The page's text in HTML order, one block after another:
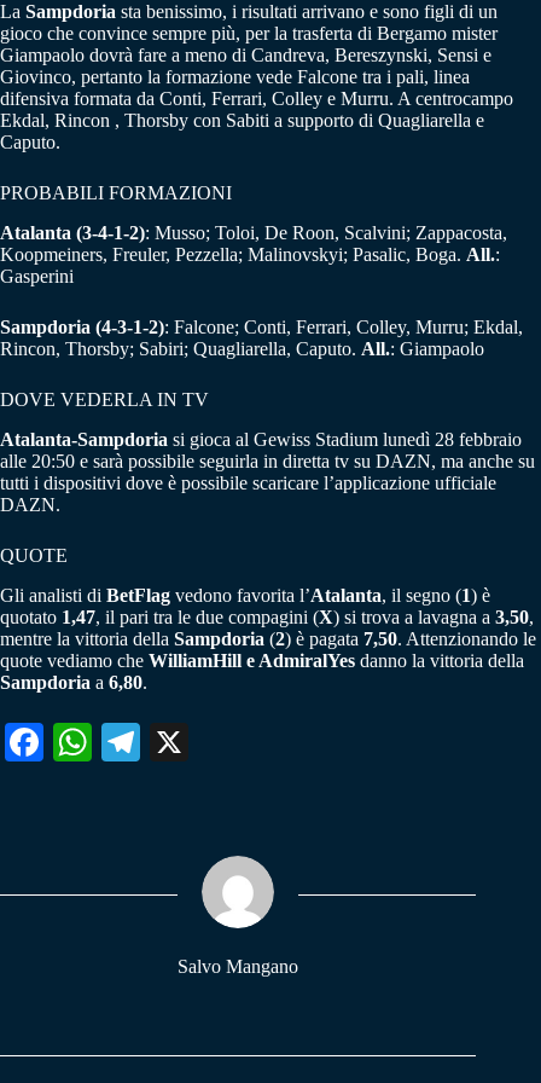
La Sampdoria sta benissimo, i risultati arrivano e sono figli di un
gioco che convince sempre più, per la trasferta di Bergamo mister
Giampaolo dovrà fare a meno di Candreva, Bereszynski, Sensi e
Giovinco, pertanto la formazione vede Falcone tra i pali, linea
difensiva formata da Conti, Ferrari, Colley e Murru. A centrocampo
Ekdal, Rincon , Thorsby con Sabiti a supporto di Quagliarella e
Caputo.
PROBABILI FORMAZIONI
Atalanta (3-4-1-2): Musso; Toloi, De Roon, Scalvini; Zappacosta,
Koopmeiners, Freuler, Pezzella; Malinovskyi; Pasalic, Boga. All.:
Gasperini
Sampdoria (4-3-1-2): Falcone; Conti, Ferrari, Colley, Murru; Ekdal,
Rincon, Thorsby; Sabiri; Quagliarella, Caputo. All.: Giampaolo
DOVE VEDERLA IN TV
Atalanta-Sampdoria si gioca al Gewiss Stadium lunedì 28 febbraio
alle 20:50 e sarà possibile seguirla in diretta tv su DAZN, ma anche su
tutti i dispositivi dove è possibile scaricare l’applicazione ufficiale
DAZN.
QUOTE
Gli analisti di BetFlag vedono favorita l’Atalanta, il segno (1) è
quotato 1,47, il pari tra le due compagini (X) si trova a lavagna a 3,50,
mentre la vittoria della Sampdoria (2) è pagata 7,50. Attenzionando le
quote vediamo che WilliamHill e AdmiralYes danno la vittoria della
Sampdoria a 6,80.
Fa W
pp
Te
m
Salvo Mangano